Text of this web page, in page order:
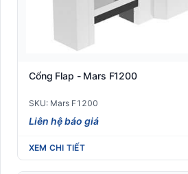
Cổng Flap - Mars F1200
SKU: Mars F1200
Liên hệ báo giá
XEM CHI TIẾT